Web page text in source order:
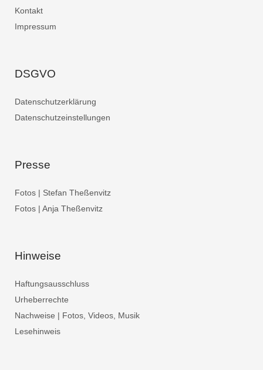
Kontakt
Impressum
DSGVO
Datenschutzerklärung
Datenschutzeinstellungen
Presse
Fotos | Stefan Theßenvitz
Fotos | Anja Theßenvitz
Hinweise
Haftungsausschluss
Urheberrechte
Nachweise | Fotos, Videos, Musik
Lesehinweis